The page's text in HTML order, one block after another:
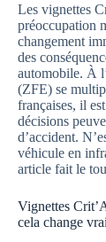
Les vignettes
préoccupation
changement
des
automobile. À
(ZFE) se
françaises, il
décisions
d’accident.
véhicule en
article fait le
Vignettes
cela change